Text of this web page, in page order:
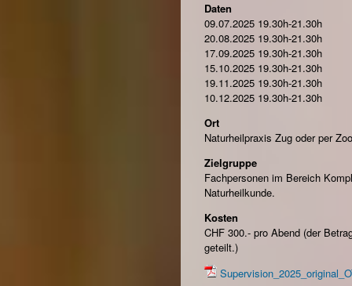
Daten
09.07.2025 19.30h-21.30h
20.08.2025 19.30h-21.30h
17.09.2025 19.30h-21.30h
15.10.2025 19.30h-21.30h
19.11.2025 19.30h-21.30h
10.12.2025 19.30h-21.30h
Ort
Naturheilpraxis Zug oder per
Zielgruppe
Fachpersonen im Bereich
Naturheilkunde.
Kosten
CHF 300.- pro Abend (der
geteilt.)